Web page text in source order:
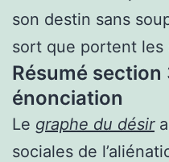
son destin sans
sort que portent les
Résumé section
énonciation
Le graphe du désir
sociales de